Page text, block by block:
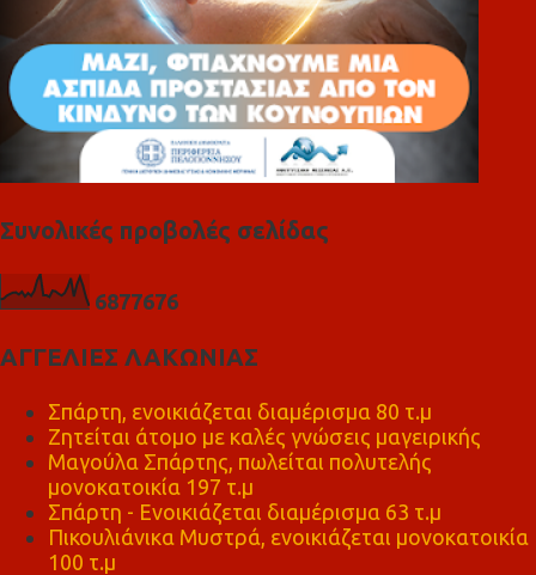
Συνολικές προβολές σελίδας
6877676
ΑΓΓΕΛΙΕΣ ΛΑΚΩΝΙΑΣ
Σπάρτη, ενοικιάζεται διαμέρισμα 80 τ.μ
Ζητείται άτομο με καλές γνώσεις μαγειρικής
Μαγούλα Σπάρτης, πωλείται πολυτελής
μονοκατοικία 197 τ.μ
Σπάρτη - Ενοικιάζεται διαμέρισμα 63 τ.μ
Πικουλιάνικα Μυστρά, ενοικιάζεται μονοκατοικία
100 τ.μ